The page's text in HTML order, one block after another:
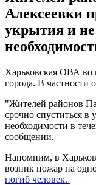
Алексеевки
укрытия и не
Харьковская ОВА во
города. В частности
"Жителей районов
срочно спуститься в
необходимости в
сообщении.
Напомним, в
возник пожар на
погиб человек.